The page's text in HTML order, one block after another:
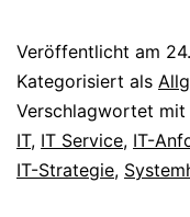
Veröffentlicht am
Kategorisiert als
Verschlagwortet mit
IT, IT Service, IT-
IT-Strategie,